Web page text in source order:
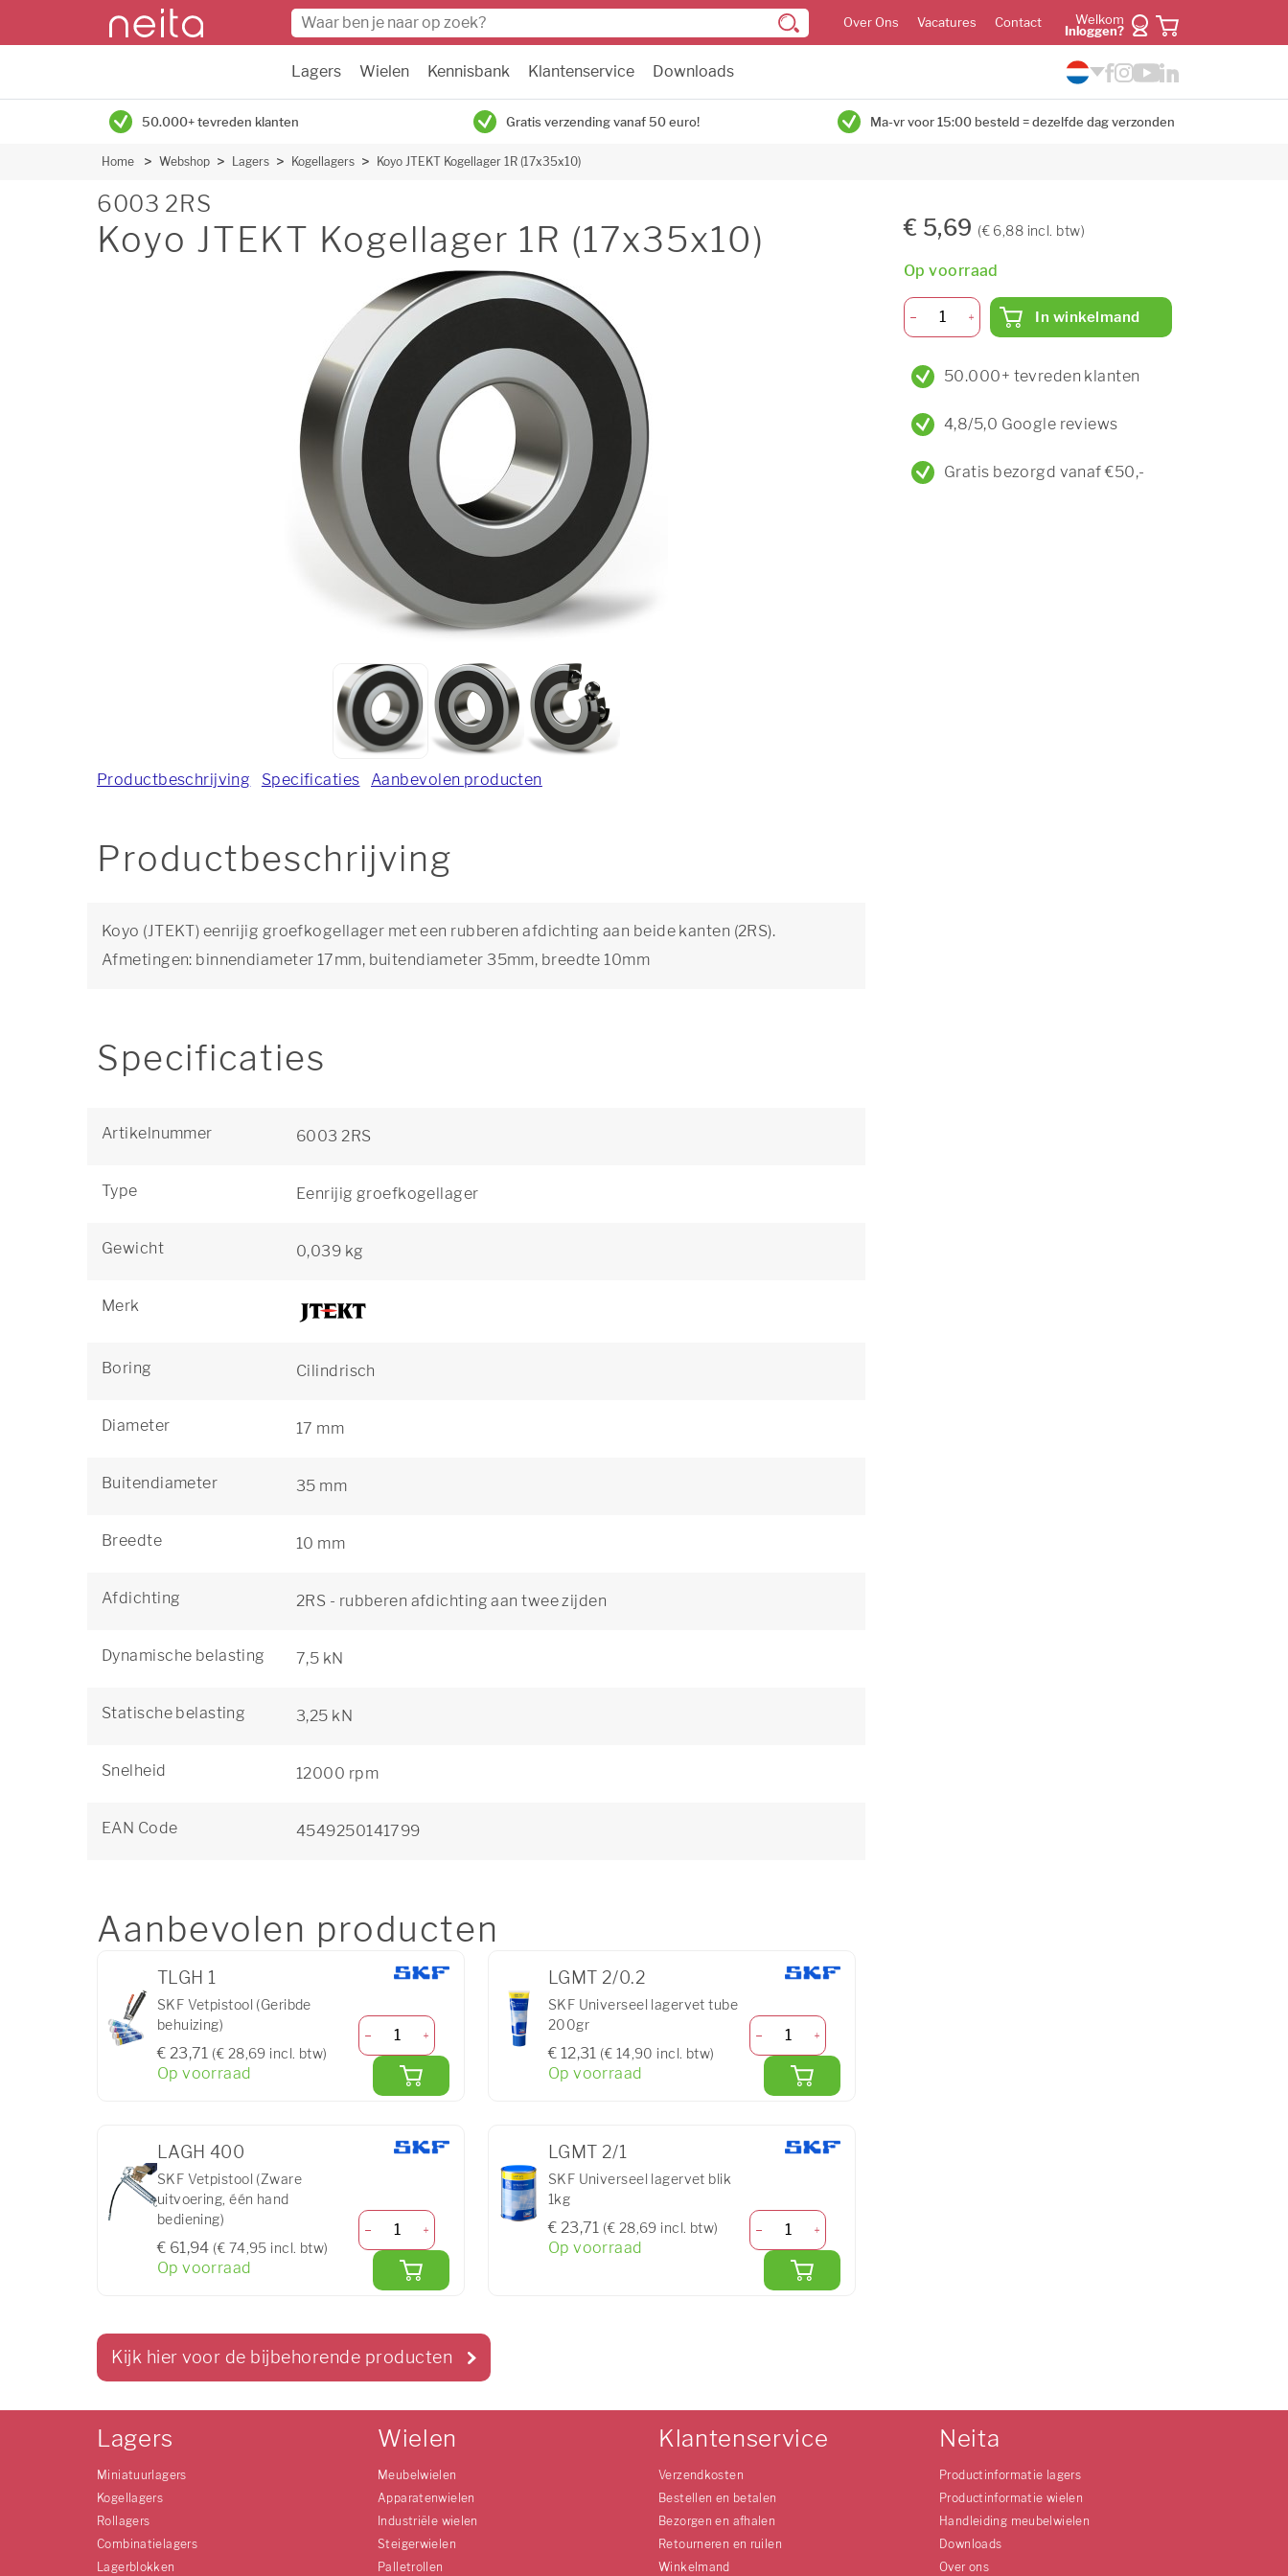
Over Ons Vacatures Contact
Welkom
Inloggen?
Lagers Wielen Kennisbank Klantenservice Downloads
50.000+ tevreden klanten Gratis verzending vanaf 50 euro! Ma-vr voor 15:00 besteld = dezelfde dag verzonden
Home Webshop Lagers Kogellagers Koyo JTEKT Kogellager 1R (17x35x10)
6003 2RS
Koyo JTEKT Kogellager 1R (17x35x10)
Productbeschrijving Specificaties Aanbevolen producten
Productbeschrijving
Koyo (JTEKT) eenrijig groefkogellager met een rubberen afdichting aan beide kanten (2RS).
Afmetingen: binnendiameter 17mm, buitendiameter 35mm, breedte 10mm
Specificaties
Artikelnummer 6003 2RS
Type Eenrijig groefkogellager
Gewicht 0,039 kg
Merk
Boring Cilindrisch
Diameter 17 mm
Buitendiameter 35 mm
Breedte 10 mm
Afdichting 2RS - rubberen afdichting aan twee zijden
Dynamische belasting 7,5 kN
Statische belasting 3,25 kN
Snelheid 12000 rpm
EAN Code 4549250141799
Aanbevolen producten
TLGH 1
SKF Vetpistool (Geribde
behuizing)
€ 23,71 (€ 28,69 incl. btw)
Op voorraad
LGMT 2/0.2
SKF Universeel lagervet tube
200gr
€ 12,31 (€ 14,90 incl. btw)
Op voorraad
LAGH 400
SKF Vetpistool (Zware
uitvoering, één hand
bediening)
€ 61,94 (€ 74,95 incl. btw)
Op voorraad
LGMT 2/1
SKF Universeel lagervet blik
1kg
€ 23,71 (€ 28,69 incl. btw)
Op voorraad
Kijk hier voor de bijbehorende producten
€ 5,69 (€ 6,88 incl. btw)
Op voorraad
In winkelmand
50.000+ tevreden klanten
4,8/5,0 Google reviews
Gratis bezorgd vanaf €50,-
Lagers
Miniatuurlagers
Kogellagers
Rollagers
Combinatielagers
Lagerblokken
Wielen
Meubelwielen
Apparatenwielen
Industriële wielen
Steigerwielen
Palletrollen
Klantenservice
Verzendkosten
Bestellen en betalen
Bezorgen en afhalen
Retourneren en ruilen
Winkelmand
Neita
Productinformatie lagers
Productinformatie wielen
Handleiding meubelwielen
Downloads
Over ons